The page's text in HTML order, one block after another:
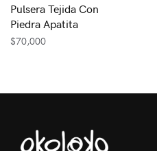
Pulsera Tejida Con
Piedra Apatita
$70,000